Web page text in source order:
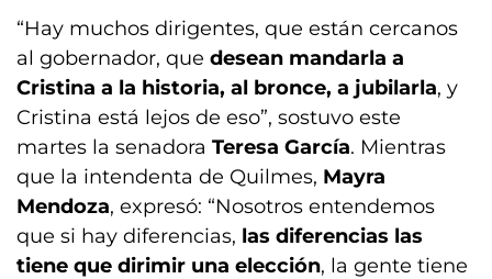
“Hay muchos dirigentes, que están cercanos
al gobernador, que desean mandarla a
Cristina a la historia, al bronce, a jubilarla, y
Cristina está lejos de eso”, sostuvo este
martes la senadora Teresa García. Mientras
que la intendenta de Quilmes, Mayra
Mendoza, expresó: “Nosotros entendemos
que si hay diferencias, las diferencias las
tiene que dirimir una elección, la gente tiene